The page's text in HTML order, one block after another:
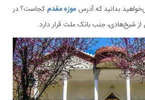
بدانید که آدرس موزه مقدم کجاست؟ در
از شیخ‌هادی، جنب بانک ملت قرار دارد.